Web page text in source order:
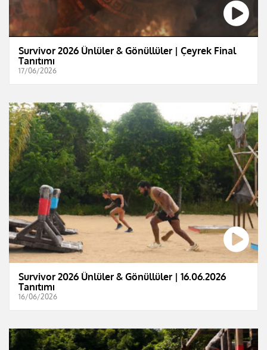
Survivor 2026 Ünlüler & Gönüllüler | Çeyrek Final
Tanıtımı
17/06/2026
Survivor 2026 Ünlüler & Gönüllüler | 16.06.2026
Tanıtımı
16/06/2026